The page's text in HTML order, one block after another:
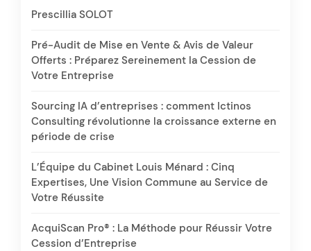
Prescillia SOLOT
Pré-Audit de Mise en Vente & Avis de Valeur
Offerts : Préparez Sereinement la Cession de
Votre Entreprise
Sourcing IA d’entreprises : comment Ictinos
Consulting révolutionne la croissance externe en
période de crise
L’Équipe du Cabinet Louis Ménard : Cinq
Expertises, Une Vision Commune au Service de
Votre Réussite
AcquiScan Pro® : La Méthode pour Réussir Votre
Cession d’Entreprise